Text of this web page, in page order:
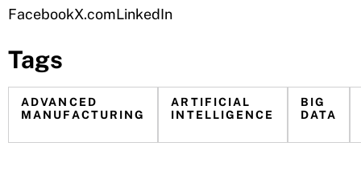
FacebookX.comLinkedIn
Tags
ADVANCED
MANUFACTURING
ARTIFICIAL
INTELLIGENCE
BIG
DATA